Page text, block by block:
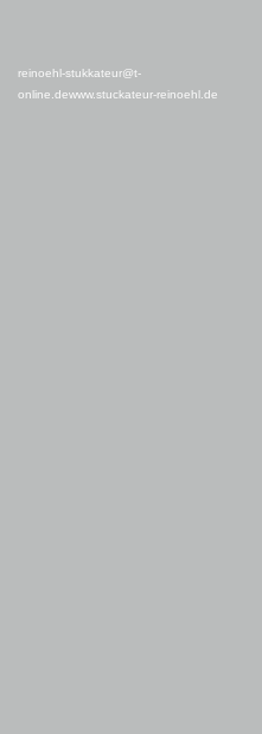
reinoehl-stukkateur@t-
online.dewww.stuckateur-reinoehl.de